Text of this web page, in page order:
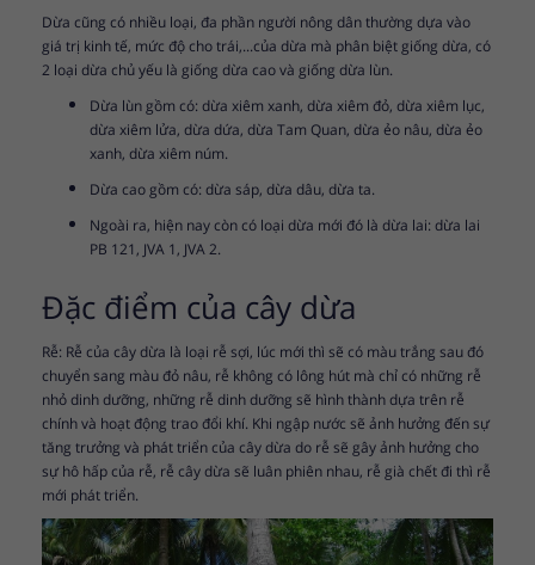
Dừa cũng có nhiều loại, đa phần người nông dân thường dựa vào
giá trị kinh tế, mức độ cho trái,...của dừa mà phân biệt giống dừa, có
2 loại dừa chủ yếu là giống dừa cao và giống dừa lùn.
Dừa lùn gồm có: dừa xiêm xanh, dừa xiêm đỏ, dừa xiêm lục,
dừa xiêm lửa, dừa dứa, dừa Tam Quan, dừa ẻo nâu, dừa ẻo
xanh, dừa xiêm núm.
Dừa cao gồm có: dừa sáp, dừa dâu, dừa ta.
Ngoài ra, hiện nay còn có loại dừa mới đó là dừa lai: dừa lai
PB 121, JVA 1, JVA 2.
Đặc điểm của cây dừa
Rễ: Rễ của cây dừa là loại rễ sợi, lúc mới thì sẽ có màu trắng sau đó
chuyển sang màu đỏ nâu, rễ không có lông hút mà chỉ có những rễ
nhỏ dinh dưỡng, những rễ dinh dưỡng sẽ hình thành dựa trên rễ
chính và hoạt động trao đổi khí. Khi ngập nước sẽ ảnh hưởng đến sự
tăng trưởng và phát triển của cây dừa do rễ sẽ gây ảnh hưởng cho
sự hô hấp của rễ, rễ cây dừa sẽ luân phiên nhau, rễ già chết đi thì rễ
mới phát triển.